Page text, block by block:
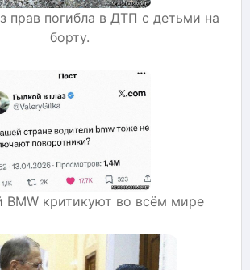
прав погибла в ДТП с детьми на
борту.
BMW критикуют во всём мире